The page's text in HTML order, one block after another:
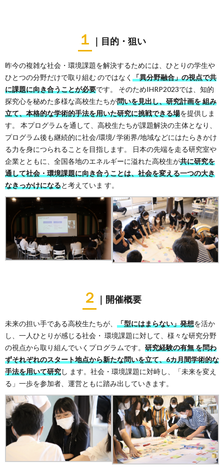
１ ｜目的・狙い
昨今の複雑な社会・環境課題を解決するためには、ひとりの学生や
ひとつの分野だけで取り組む のではなく 「異分野融合」の視点で共
に課題に向き合うことが必要です。 そのためIHRP2023では、知的
探究心を秘めた多様な高校生たちが問いを見出し、研究計画を 組み
立て、本格的な学術的手法を用いた研究に挑戦できる場を提供しま
す。 本プログラムを通して、高校生たちが課題解決の主体となり、
プログラム後も継続的に社会/環境/ 学術界/地域などにはたらきかけ
る力を身につられることを目指します。 日本の先端を走る研究室や
企業とともに、全国各地のエネルギーに溢れた高校生が共に研究を
通して社会・環境課題に向き合うことは、社会を変える一つの大き
なきっかけになると考えていま す。
２ ｜開催概要
未来の担い手である高校生たちが、 「型にはまらない」発想を活か
し、一人ひとりが感じる社会・ 環境課題に対して、様々な研究分野
の視点から取り組んでいくプログラムです。 研究経験の有無 を問わ
ずそれぞれのスタート地点から新たな問いを立て、6カ月間学術的な
手法を用いて研究し ます。社会・環境課題に対峙し、「未来を変え
る」一歩を参加者、運営ともに踏み出していきます。